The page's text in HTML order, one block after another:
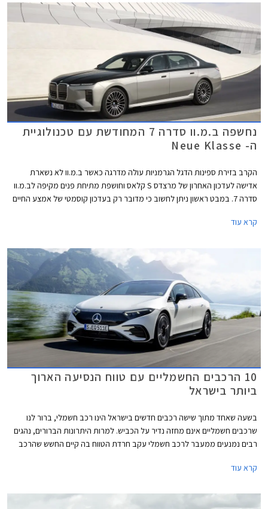
נחשפה ב.מ.וו סדרה 7 המחודשת עם טכנולוגיית
ה- Neue Klasse
הקרב בזירת ספינות הדגל הגרמניות עולה מדרגה כאשר ב.מ.וו לא נשארת
אדישה לעדכון האחרון של מרצדס S קלאס וחושפת מתיחת פנים מקיפה לב.מ.וו
סדרה 7. במבט ראשון ניתן לחשוב כי מדובר רק בעדכון קוסמטי של אמצע החיים
אותה פגשנו בדגמים החשמליים הצעירים של המותג, אם כי שפת העיצוב
קרא עוד
10 הרכבים החשמליים עם טווח הנסיעה הארוך
ביותר בישראל
בשעה שאחד מתוך שישה רכבים חדשים בישראל הינו רכב חשמלי, ברור לנו
שרכבים חשמליים אינם מחזה נדיר על הכביש. למרות היתרונות הברורים, נהגים
רבים נמנעים ממעבר לרכב חשמלי עקב חרדת הטווח בה קיים החשש שהרכב
ליעד. בניגוד לרכבי בנזין ודיזל שאותם ניתן לתדלק במהירות ובקלות לפי הצורך
הסוללה.
קרא עוד